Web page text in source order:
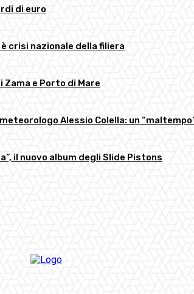
di euro
crisi nazionale della filiera
e Porto di Mare
Alessio Colella: un
il nuovo album degli Slide Pistons